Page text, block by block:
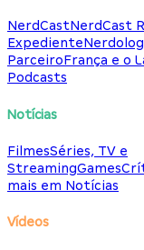
NerdCastNerdCast
Expediente
ParceiroFrança e o
Podcasts
Notícias
FilmesSéries, TV e
StreamingGames
mais em Notícias
Vídeos